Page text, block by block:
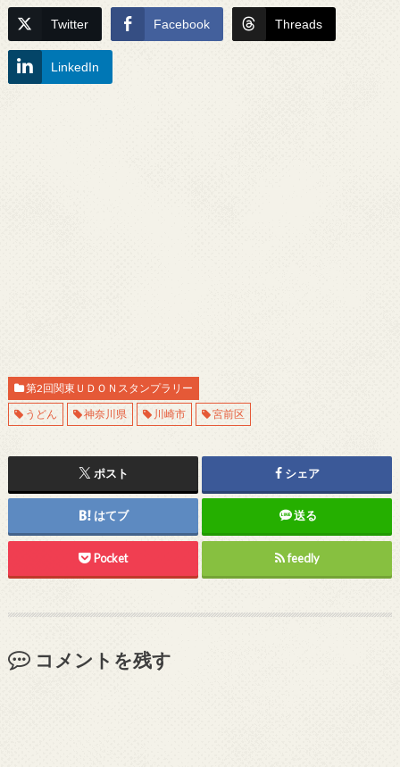
Twitter Facebook Threads
LinkedIn
第2回関東ＵＤＯＮスタンプラリー
うどん
神奈川県 川崎市 宮前区
ポスト シェア
はてブ 送る
Pocket feedly
コメントを残す